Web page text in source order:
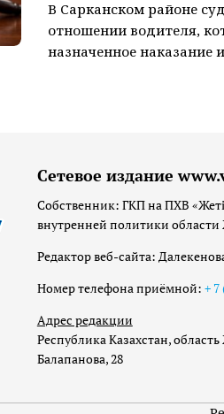
В Сарканском районе
отношении водителя,
назначенное наказание
Сетевое издание
Собственник: ГКП на ПХВ
внутренней политики области
Редактор веб-сайта:
Номер телефона приёмной: + 7
Адрес редакции
Республика Казахстан,
Балапанова, 28